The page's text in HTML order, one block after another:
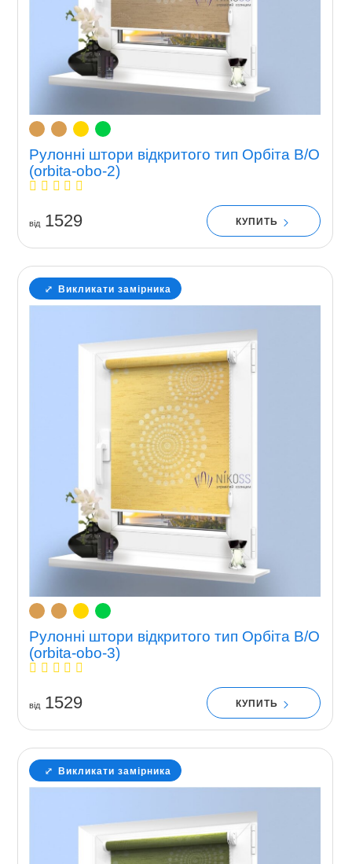
Рулонні штори відкритого тип Орбіта В/О
(orbita-obo-2)
вiд1529 КУПИТЬ
Викликати замірника
Рулонні штори відкритого тип Орбіта В/О
(orbita-obo-3)
вiд1529 КУПИТЬ
Викликати замірника